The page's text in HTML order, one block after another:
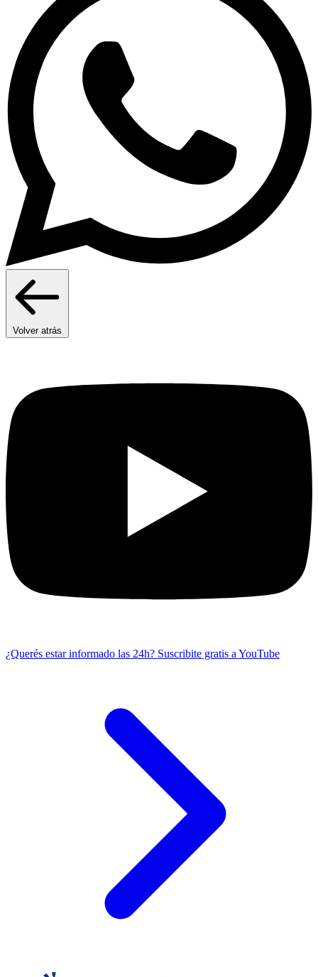
Volver atrás
¿Querés estar informado las 24h? Suscribite gratis a YouTube